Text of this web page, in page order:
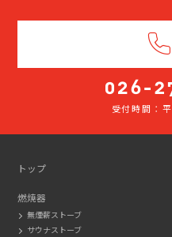
受付時間：
トップ
燃焼器
無煙薪ストーブ
サウナストーブ